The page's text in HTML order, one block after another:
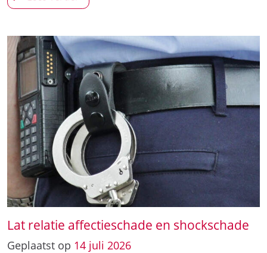
Lat relatie affectieschade en shockschade
Geplaatst op 14 juli 2026